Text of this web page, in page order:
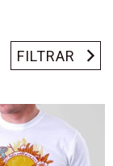
FILTRAR